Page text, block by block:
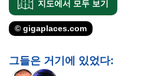
지도에서 모두 보기
© gigaplaces.com
그들은 거기에 있었다: